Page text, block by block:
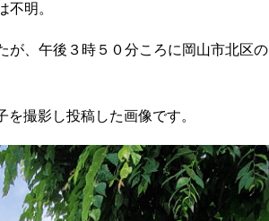
不明。
が、午後３時５０分ころに岡山市北区の
撮影し投稿した画像です。